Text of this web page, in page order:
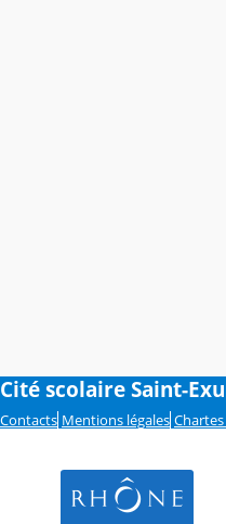
Cité scolaire Saint-
Contacts Mentions légales